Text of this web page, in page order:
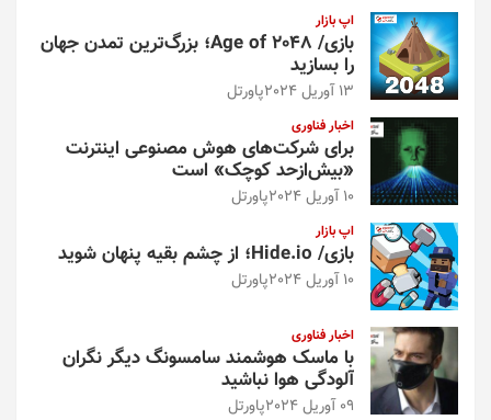
اپ بازار
بازی/ Age of 2048؛ بزرگ‌ترین تمدن جهان
را بسازید
13 آوریل 2024 پاورتل
اخبار فناوری
برای شرکت‌های هوش مصنوعی اینترنت
«بیش‌از‌حد کوچک» است
10 آوریل 2024 پاورتل
اپ بازار
بازی/ Hide.io؛ از چشم بقیه پنهان شوید
10 آوریل 2024 پاورتل
اخبار فناوری
با ماسک هوشمند سامسونگ دیگر نگران
آلودگی هوا نباشید
09 آوریل 2024 پاورتل